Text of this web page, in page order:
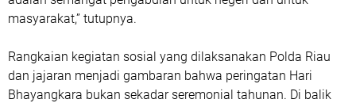
masyarakat,” tutupnya.
Rangkaian kegiatan sosial yang dilaksanakan Polda Riau
dan jajaran menjadi gambaran bahwa peringatan Hari
Bhayangkara bukan sekadar seremonial tahunan. Di balik